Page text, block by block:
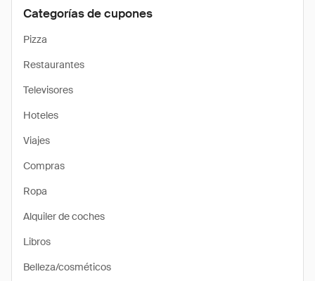
Categorías de cupones
Pizza
Restaurantes
Televisores
Hoteles
Viajes
Compras
Ropa
Alquiler de coches
Libros
Belleza/cosméticos